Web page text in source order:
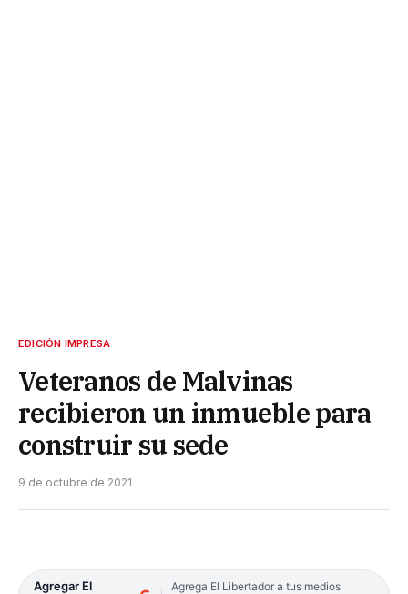
EDICIÓN IMPRESA
Veteranos de Malvinas
recibieron un inmueble para
construir su sede
9 de octubre de 2021
Agregar El
Agrega El Libertador a tus medios